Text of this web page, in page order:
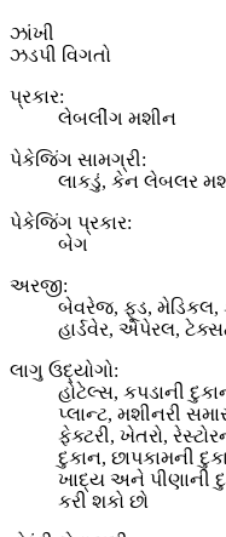
ઝાંખી
ઝડપી વિગતો
પ્રકાર:
લેબલીંગ મશીન
પેકેજિંગ સામગ્રી:
લાકડું, કેન લેબલર
પેકેજિંગ પ્રકાર:
બેગ
અરજી:
બેવરેજ, ફૂડ, મેડિકલ,
હાર્ડવેર, એપેરલ,
લાગુ ઉદ્યોગો:
હોટેલ્સ, કપડાની
પ્લાન્ટ, મશીનરી
ફેક્ટરી, ખેતરો,
દુકાન, છાપકામની
ખાદ્ય અને પીણાની
કરી શકો છો